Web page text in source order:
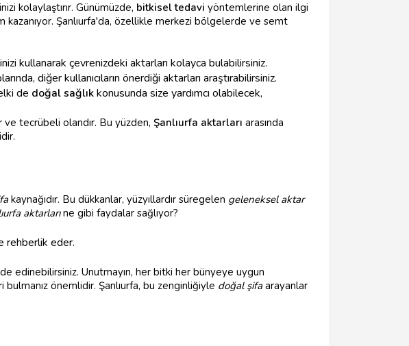
kolaylaştırır. Günümüzde, bitkisel tedavi yöntemlerine olan ilgi
kazanıyor. Şanlıurfa'da, özellikle merkezi bölgelerde ve semt
kullanarak çevrenizdeki aktarları kolayca bulabilirsiniz.
diğer kullanıcıların önerdiği aktarları araştırabilirsiniz.
de doğal sağlıkkonusunda size yardımcı olabilecek,
ve tecrübeli olandır. Bu yüzden, Şanlıurfa aktarları arasında
kaynağıdır. Bu dükkanlar, yüzyıllardır süregelen geleneksel aktar
aktarlarıne gibi faydalar sağlıyor?
rehberlik eder.
edinebilirsiniz. Unutmayın, her bitki her bünyeye uygun
önemlidir. Şanlıurfa, bu zenginliğiyle doğal şifaarayanlar